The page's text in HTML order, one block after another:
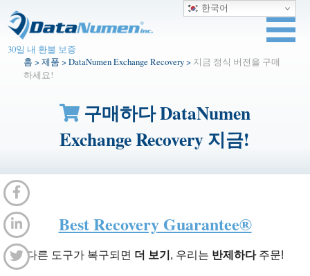
30일 내 환불 보증
홈 > 제품 > DataNumen Exchange Recovery> 지금 정식 버전을 구매
하세요!
구매하다 DataNumen
Exchange Recovery 지금!
Best Recovery Guarantee®
다른 도구가 복구되면 더 보기 , 우리는 반제하다주문!
한국어